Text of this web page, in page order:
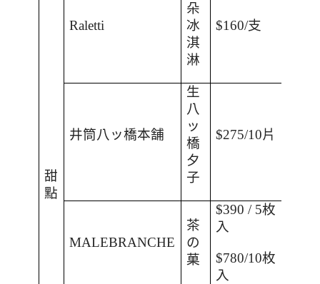
甜
點
Raletti
朵
冰
淇
淋
$160/支
井筒八ッ橋本舗
生
八
ッ
橋
夕
子
$275/10片
MALEBRANCHE
茶
の
菓
$390 / 5枚
入
$780/10枚
入